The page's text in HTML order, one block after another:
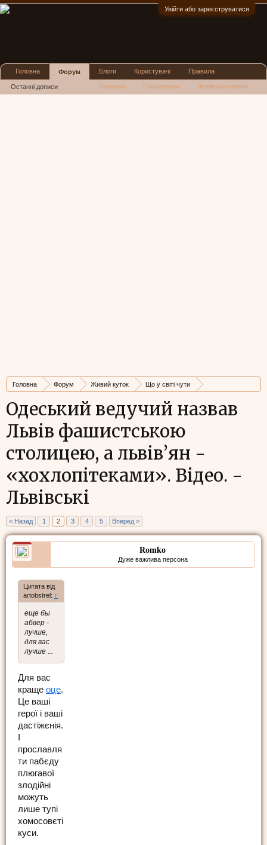
Увійти або зареєструватися
Головна Форум Живий куток
Що у світі чути
Одеський ведучий назвав
Львів фашистською
столицею, а львів’ян -
«хохлопітеками». Відео. -
Львівські
< Назад 1 2 3 4 5 Вперед >
Romko
Дуже важлива персона
Цитата від
artobstrel: ↑
еще бы
абвер -
лучше,
для вас
лучше ...
Для вас
краще оце.
Це ваші
герої і ваші
дастіжєнія.
прославля
ти пабєду
плюгавої
злодійні
можуть
лише тупі
хомосовєті
куси.
Головна Форум
Останні дописи
Блоги Користувачі Правила
Реклама Посиденьки Львівські новини